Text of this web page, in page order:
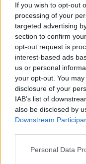
If you wish to opt-out
processing of your
targeted advertising
section to confirm
opt-out request is
interest-based ads
us or personal
your opt-out. You
disclosure of your
IAB’s list of
also be disclosed by
Downstream
Personal Data
suite
votre avis
Venlafaxine
18/09/2017 | Femme |
venlafaxine (225mg)
Fibromyalgie
Efficacité
Quantité effets